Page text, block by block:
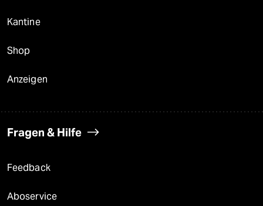
Kantine
Shop
Anzeigen
Fragen & Hilfe
Feedback
Aboservice